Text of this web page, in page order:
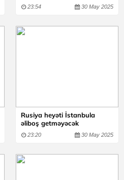
23:54 30 May 2025
Rusiya heyəti İstanbula
əliboş getməyəcək
23:20 30 May 2025